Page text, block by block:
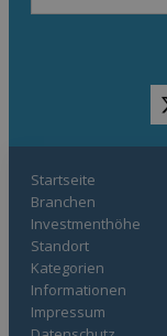
Startseite
Branchen
Investmenthöhe
Standort
Kategorien
Informationen
Impressum